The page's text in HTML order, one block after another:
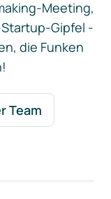
Meeting,
Gipfel -
die Funken
Team